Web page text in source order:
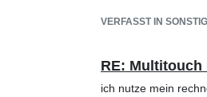
VERFASST IN
RE:
ich nutze mein